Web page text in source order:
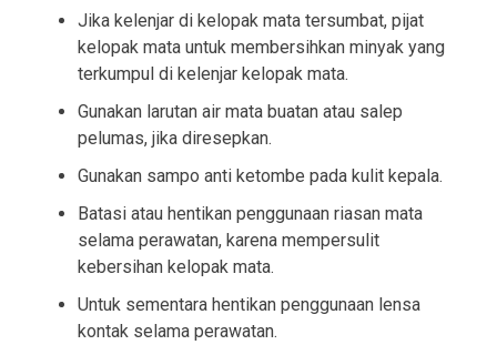
Jika kelenjar di kelopak mata tersumbat, pijat
kelopak mata untuk membersihkan minyak yang
terkumpul di kelenjar kelopak mata.
Gunakan larutan air mata buatan atau salep
pelumas, jika diresepkan.
Gunakan sampo anti ketombe pada kulit kepala.
Batasi atau hentikan penggunaan riasan mata
selama perawatan, karena mempersulit
kebersihan kelopak mata.
Untuk sementara hentikan penggunaan lensa
kontak selama perawatan.